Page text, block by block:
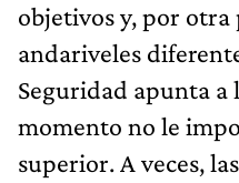
objetivos y, por
andariveles
Seguridad apunta a
momento no le
superior. A veces,